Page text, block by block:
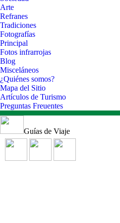
Arte
Refranes
Tradiciones
Fotografías
Principal
Fotos infrarrojas
Blog
Misceláneos
¿Quiénes somos?
Mapa del Sitio
Artículos de Turismo
Preguntas Freuentes
Guías de Viaje